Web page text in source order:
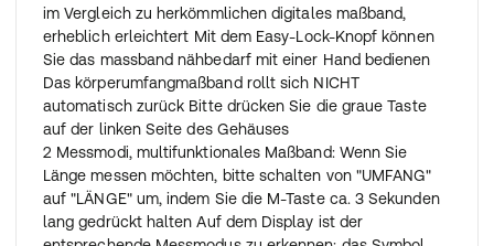
im Vergleich zu herkömmlichen digitales maßband,
erheblich erleichtert Mit dem Easy-Lock-Knopf können
Sie das massband nähbedarf mit einer Hand bedienen
Das körperumfangmaßband rollt sich NICHT
automatisch zurück Bitte drücken Sie die graue Taste
auf der linken Seite des Gehäuses
2 Messmodi, multifunktionales Maßband: Wenn Sie
Länge messen möchten, bitte schalten von "UMFANG"
auf "LÄNGE" um, indem Sie die M-Taste ca. 3 Sekunden
lang gedrückt halten Auf dem Display ist der